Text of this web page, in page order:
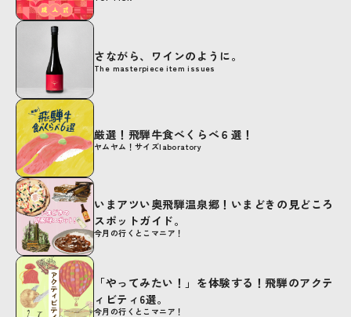
The masterpiece item issues
さながら、ワインのように。
ヤムヤム！サイズlaboratory
厳選！飛騨牛食べくらべ６選！
今月の行くとこマニア！
いまアツい奥飛騨温泉郷！いまどきの見どころ
スポットガイド。
今月の行くとこマニア！
「やってみたい！」を体験する！飛騨のアクテ
ィビティ6選。